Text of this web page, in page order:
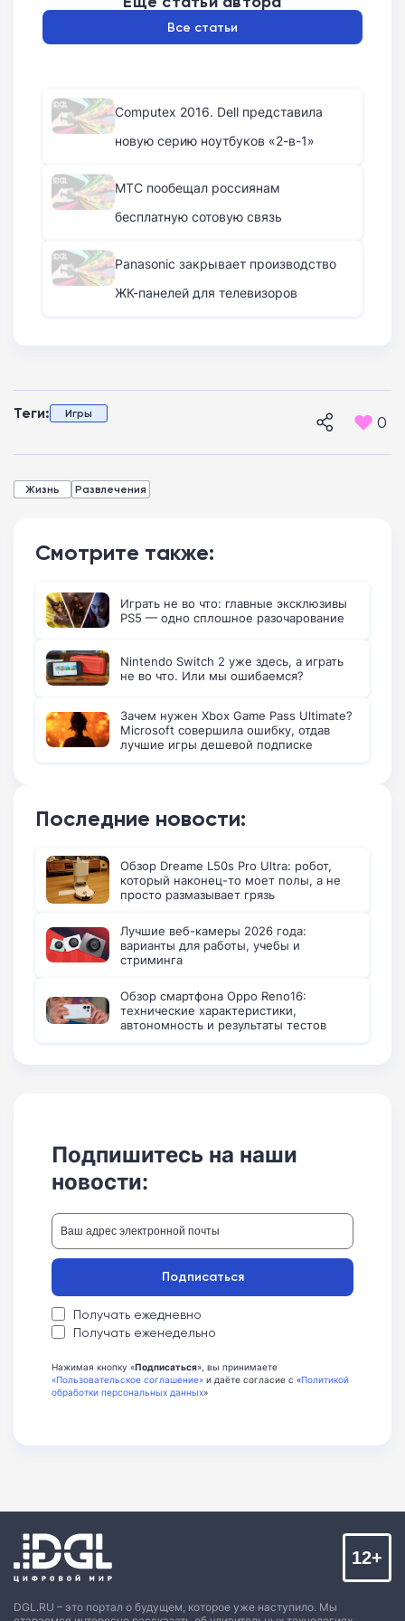
Все статьи
Computex 2016. Dell представила
новую серию ноутбуков «2-в-1»
МТС пообещал россиянам
бесплатную сотовую связь
Panasonic закрывает производство
ЖК-панелей для телевизоров
Теги: Игры 0
Жизнь Развлечения
Смотрите также:
Играть не во что: главные эксклюзивы
PS5 — одно сплошное разочарование
Nintendo Switch 2 уже здесь, а играть
не во что. Или мы ошибаемся?
Зачем нужен Xbox Game Pass Ultimate?
Microsoft совершила ошибку, отдав
лучшие игры дешевой подписке
Последние новости:
Обзор Dreame L50s Pro Ultra: робот,
который наконец-то моет полы, а не
просто размазывает грязь
Лучшие веб-камеры 2026 года:
варианты для работы, учебы и
стриминга
Обзор смартфона Oppo Reno16:
технические характеристики,
автономность и результаты тестов
Подпишитесь на наши
новости:
Получать ежедневно
Получать еженедельно
Подписаться
Нажимая кнопку «Подписаться», вы принимаете
«Пользовательское соглашение» и даёте согласие с «Политикой
обработки персональных данных»
DGL.RU – это портал о будущем, которое уже наступило. Мы
12+